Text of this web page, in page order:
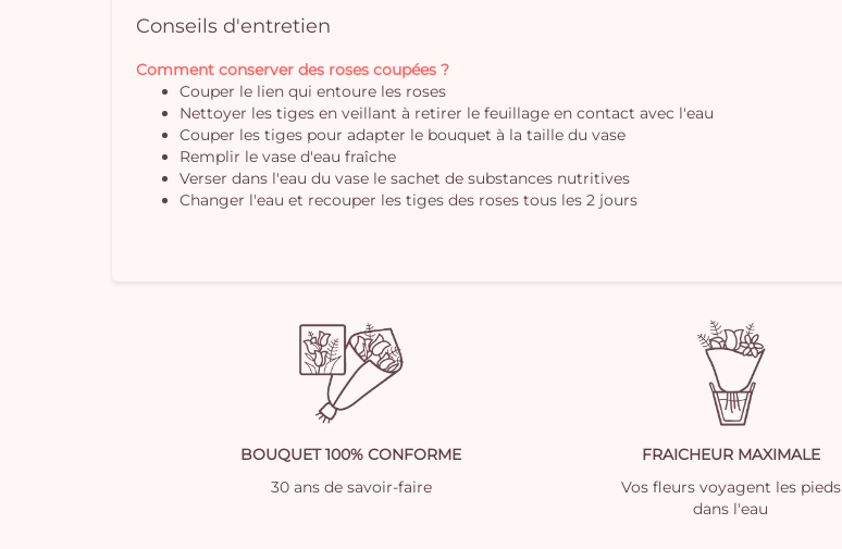
Conseils d'entretien
Comment conserver des roses coupées ?
Couper le lien qui entoure les roses
Nettoyer les tiges en veillant à retirer le feuillage en contact avec l'eau
Couper les tiges pour adapter le bouquet à la taille du vase
Remplir le vase d'eau fraîche
Verser dans l'eau du vase le sachet de substances nutritives
Changer l'eau et recouper les tiges des roses tous les 2 jours
BOUQUET 100% CONFORME
30 ans de savoir-faire
FRAICHEUR MAXIMALE
Vos fleurs voyagent les pieds
dans l'eau